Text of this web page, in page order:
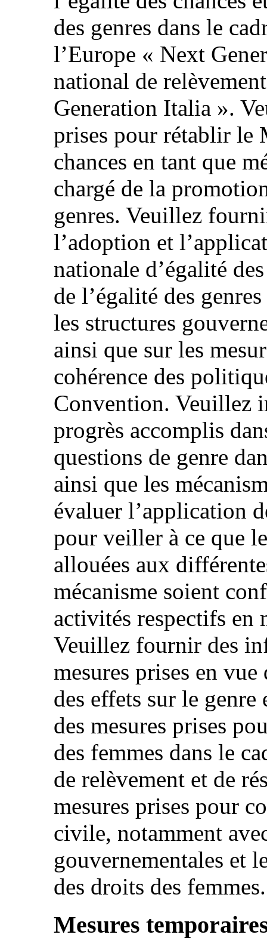
des genres dans le
l’Europe « Next
national de
Generation Italia ».
prises pour rétablir le
chances en tant que
chargé de la
genres. Veuillez
l’adoption et
nationale d’égalité
de l’égalité des
les structures
ainsi que sur les
cohérence des
Convention. Veuillez
progrès accomplis
questions de genre
ainsi que les
évaluer l’application
pour veiller à ce que
allouées aux
mécanisme soient
activités respectifs en
Veuillez fournir des
mesures prises en
des effets sur le
des mesures prises
des femmes dans le
de relèvement et de
mesures prises pour
civile, notamment
gouvernementales et
des droits des femmes.
Mesures